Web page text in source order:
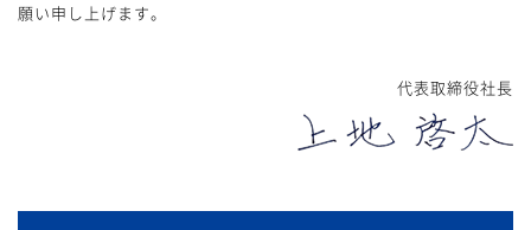
願い申し上げます。
代表取締役社長